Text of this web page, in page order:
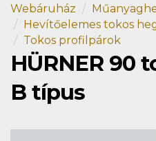
Webáruház
Hevítőelemes tokos
Tokos profilpárok
HÜRNER 90
B típus